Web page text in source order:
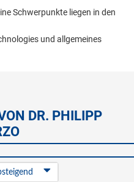
Schwerpunkte liegen in den
und allgemeines
DR. PHILIPP